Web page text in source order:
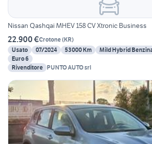
Nissan Qashqai MHEV 158 CV Xtronic Business
22.900 €Crotone(KR)
Usato
07/2024 53000 Km Mild Hybrid
Euro 6
Rivenditore PUNTO AUTO srl